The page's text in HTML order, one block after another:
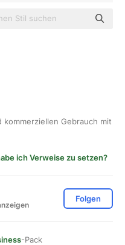
Gebrauch mit
ich Verweise zu setzen?
Folgen
-Pack